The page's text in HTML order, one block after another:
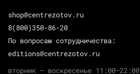
shop@centrezotov.ru
8(800)350-86-20
По вопросам сотрудничества:
editions@centrezotov.ru
вторник — воскресенье 11:00–22:00